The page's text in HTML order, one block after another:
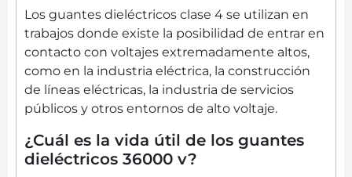
Los guantes dieléctricos clase 4 se utilizan en
trabajos donde existe la posibilidad de entrar en
contacto con voltajes extremadamente altos,
como en la industria eléctrica, la construcción
de líneas eléctricas, la industria de servicios
públicos y otros entornos de alto voltaje.
¿Cuál es la vida útil de los guantes
dieléctricos 36000 v?